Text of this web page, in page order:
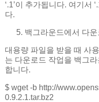
‘.1’이 추가됩니다. 여기서
다.
백그라운드에서 다운
대용량 파일을 받을 때 사
는 다운로드 작업을 백그라
합니다.
$ wget -b http://
0.9.2.1.tar.bz2